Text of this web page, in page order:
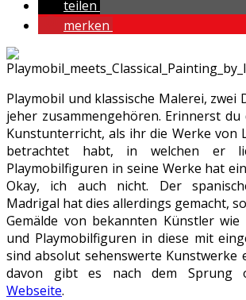
teilen
merken
Playmobil und klassische Malerei, zwei
jeher zusammengehören. Erinnerst du
Kunstunterricht, als ihr die Werke von
betrachtet habt, in welchen er
Playmobilfiguren in seine Werke hat
Okay, ich auch nicht. Der
Madrigal hat dies allerdings gemacht,
Gemälde von bekannten Künstler
und Playmobilfiguren in diese mit
sind absolut sehenswerte Kunstwerke
davon gibt es nach dem Sprung
Webseite.